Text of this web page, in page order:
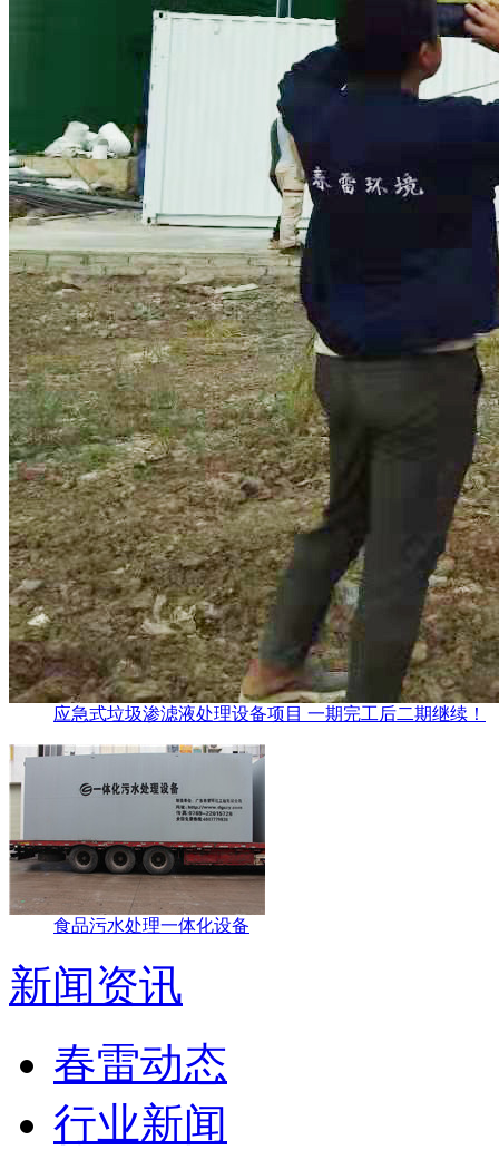
应急式垃圾渗滤液处理设备项目 一期完工后二期继续！
食品污水处理一体化设备
新闻资讯
春雷动态
行业新闻